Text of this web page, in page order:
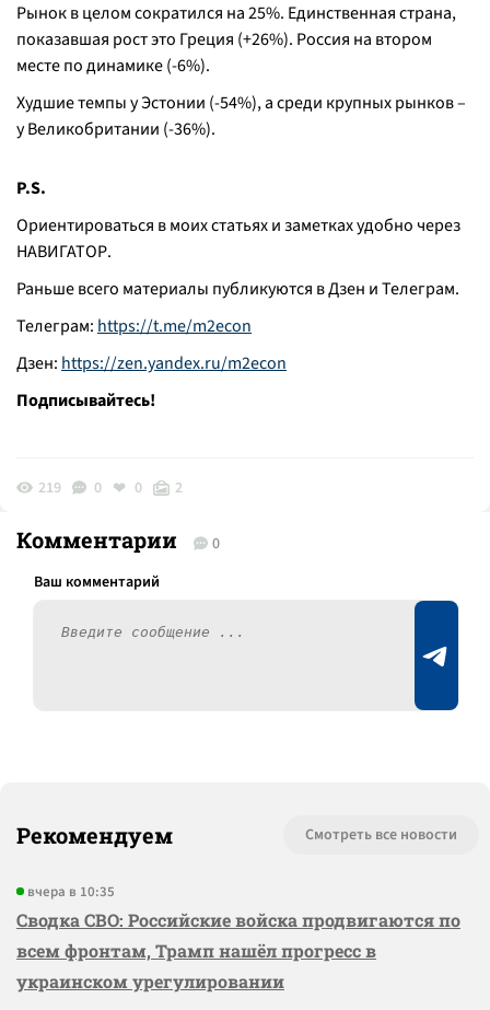
Рынок в целом сократился на 25%. Единственная страна,
показавшая рост это Греция (+26%). Россия на втором
месте по динамике (-6%).
Худшие темпы у Эстонии (-54%), а среди крупных рынков –
у Великобритании (-36%).
P.S.
Ориентироваться в моих статьях и заметках удобно через
НАВИГАТОР.
Раньше всего материалы публикуются в Дзен и Телеграм.
Телеграм: https://t.me/m2econ
Дзен: https://zen.yandex.ru/m2econ
Подписывайтесь!
219 0 0 2
Комментарии 0
Рекомендуем Смотреть все новости
вчера в 10:35
Сводка СВО: Российские войска продвигаются по
всем фронтам, Трамп нашёл прогресс в
украинском урегулировании